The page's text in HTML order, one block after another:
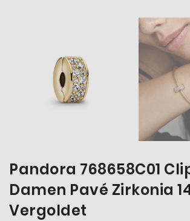
Pandora 768658C01
Damen Pavé Zirkonia
Vergoldet